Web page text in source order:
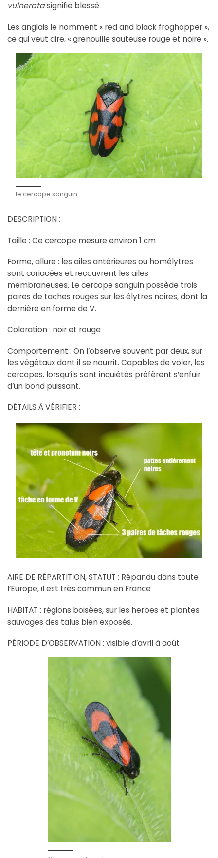
vulneratasignifie blessé
Les anglais le nomment « red and black froghopper »,
ce qui veut dire, « grenouille sauteuse rouge et noire ».
le cercope sanguin
DESCRIPTION :
Taille : Ce cercope mesure environ 1 cm
Forme, allure : les ailes antérieures ou homélytres
sont coriacées et recouvrent les ailes
membraneuses. Le cercope sanguin possède trois
paires de taches rouges sur les élytres noires, dont la
dernière en forme de V.
Coloration : noir et rouge
Comportement : On l’observe souvent par deux, sur
les végétaux dont il se nourrit. Capables de voler, les
cercopes, lorsqu’ils sont inquiétés préfèrent s’enfuir
d’un bond puissant.
DÉTAILS À VÉRIFIER :
AIRE DE RÉPARTITION, STATUT : Répandu dans toute
l’Europe, il est très commun en France
HABITAT : régions boisées, sur les herbes et plantes
sauvages des talus bien exposés.
PÉRIODE D’OBSERVATION : visible d’avril à août